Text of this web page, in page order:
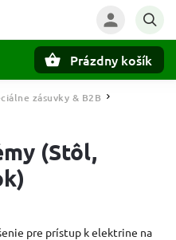
Prázdny košík
zásuvky & B2B /
(Stôl,
pre prístup k elektrine na